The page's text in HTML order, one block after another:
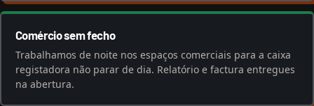
Comércio sem fecho
Trabalhamos de noite nos espaços comerciais para a caixa
registadora não parar de dia. Relatório e factura entregues
na abertura.